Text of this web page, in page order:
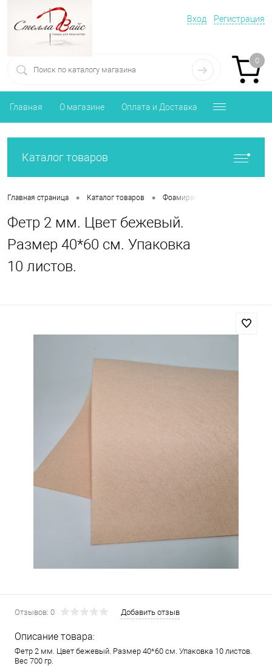
Вход Регистрация
0
Главная О магазине Оплата и Доставка
Каталог товаров
Главная страница • Каталог товаров • Фоамиран, Фетр, Изолон
Фетр 2 мм. Цвет бежевый.
Размер 40*60 см. Упаковка
10 листов.
Отзывов: 0 Добавить отзыв
Описание товара:
Фетр 2 мм. Цвет бежевый. Размер 40*60 см. Упаковка 10 листов.
Вес 700 гр.